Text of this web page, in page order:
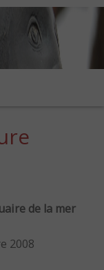
de la mer
2008